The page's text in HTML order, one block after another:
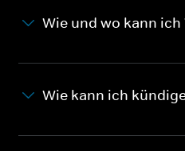
Wie und wo kann ich
Wie kann ich